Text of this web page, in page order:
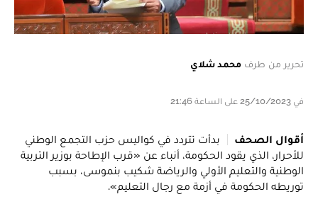
تحرير من طرف محمد شلاي
في 25/10/2023 على الساعة 21:46
أقوال الصحف
بدأت تتردد في كواليس حزب التجمع الوطني
للأحرار، الذي يقود الحكومة، أنباء عن «قرب الإطاحة بوزير التربية
الوطنية والتعليم الأولي والرياضة شكيب بنموسى، بسبب
توريطه الحكومة في أزمة مع رجال التعليم».